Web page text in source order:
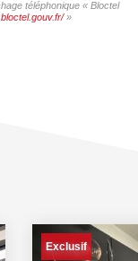
téléphonique « Bloctel
»
Exclusif